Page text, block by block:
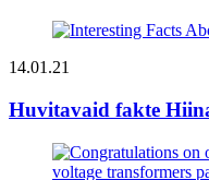
14.01.21
Huvitavaid fakte